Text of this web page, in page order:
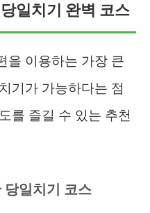
일치기 완벽 코스
을 이용하는 가장 큰
기가 가능하다는 점
를 즐길 수 있는 추천
당일치기 코스